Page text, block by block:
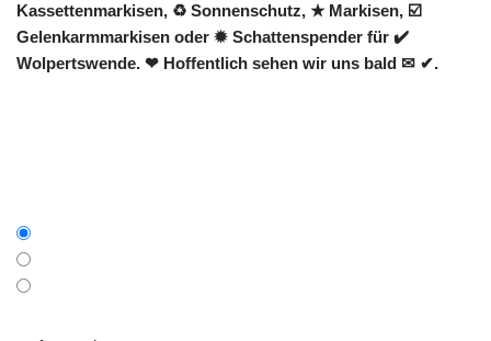
Kassettenmarkisen, ♻ Sonnenschutz, ★ Markisen, ☑️
Gelenkarmmarkisen oder ✹ Schattenspender für ✔️
Wolpertswende. ❤ Hoffentlich sehen wir uns bald ✉ ✔.